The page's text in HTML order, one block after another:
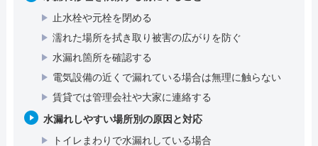
止水栓や元栓を閉める
濡れた場所を拭き取り被害の広がりを防ぐ
水漏れ箇所を確認する
電気設備の近くで漏れている場合は無理に触らない
賃貸では管理会社や大家に連絡する
水漏れしやすい場所別の原因と対応
トイレまわりで水漏れしている場合